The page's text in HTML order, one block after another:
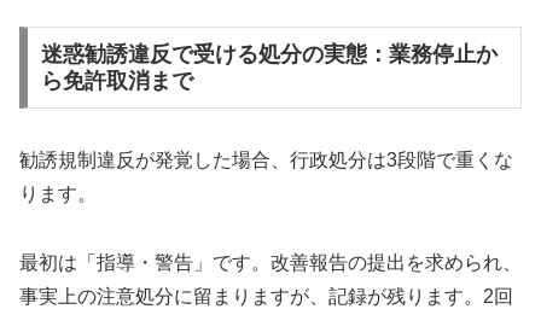
迷惑勧誘違反で受ける処分の実態：業務停止か
ら免許取消まで
勧誘規制違反が発覚した場合、行政処分は3段階で重くな
ります。
最初は「指導・警告」です。改善報告の提出を求められ、
事実上の注意処分に留まりますが、記録が残ります。2回